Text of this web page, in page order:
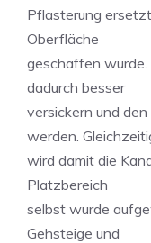
Pflasterung
Oberfläche
geschaffen
dadurch besser
versickern und
werden.
wird damit die
Platzbereich
selbst wurde
Gehsteige und